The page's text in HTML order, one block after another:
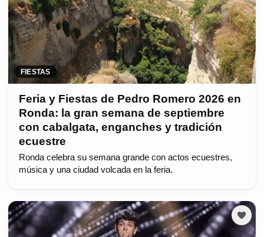
FIESTAS
Feria y Fiestas de Pedro Romero 2026 en
Ronda: la gran semana de septiembre
con cabalgata, enganches y tradición
ecuestre
Ronda celebra su semana grande con actos ecuestres,
música y una ciudad volcada en la feria.